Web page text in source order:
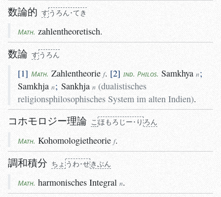
数論的 す うろん･てき
Math. zahlentheoretisch.
数論 すう ろん
1 Math. Zahlentheorie f. 2 ind. Philos. Samkhya n;
Samkhja n; Sankhja n (dualistisches
religionsphilosophisches System im alten Indien).
コホモロジー理論 こほもろじー･りろん
Math. Kohomologietheorie f.
調和積分 ちょう わ･せきぶん
Math. harmonisches Integral n.